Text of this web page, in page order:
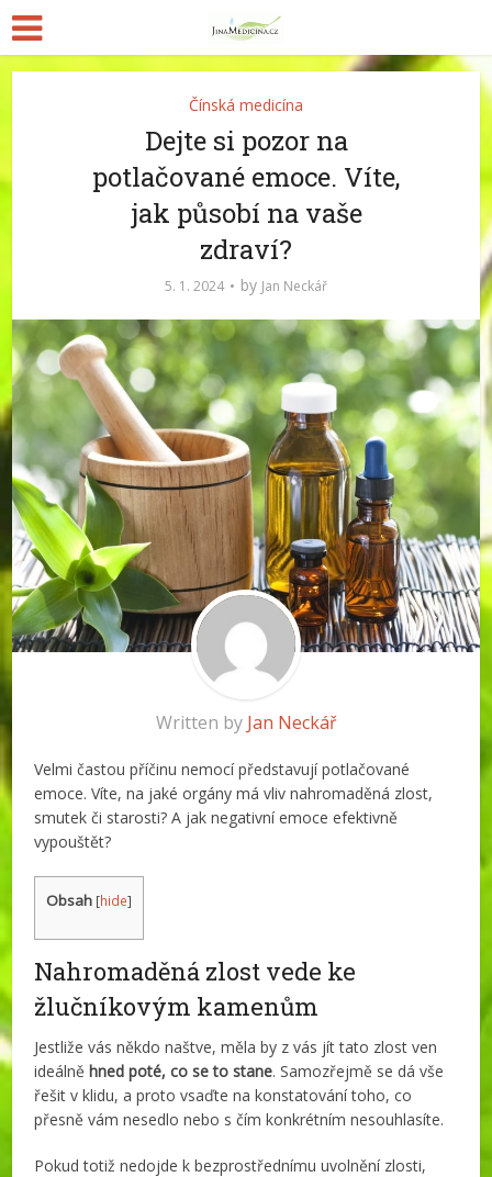
Čínská medicína
Dejte si pozor na
potlačované emoce. Víte,
jak působí na vaše
zdraví?
5. 1. 2024 by Jan Neckář
Written by Jan Neckář
Velmi častou příčinu nemocí představují potlačované
emoce. Víte, na jaké orgány má vliv nahromaděná zlost,
smutek či starosti? A jak negativní emoce efektivně
vypouštět?
Obsah [hide]
Nahromaděná zlost vede ke
žlučníkovým kamenům
Jestliže vás někdo naštve, měla by z vás jít tato zlost ven
ideálněhned poté, co se to stane. Samozřejmě se dá vše
řešit v klidu, a proto vsaďte na konstatování toho, co
přesně vám nesedlo nebo s čím konkrétním nesouhlasíte.
Pokud totiž nedojde k bezprostřednímu uvolnění zlosti,